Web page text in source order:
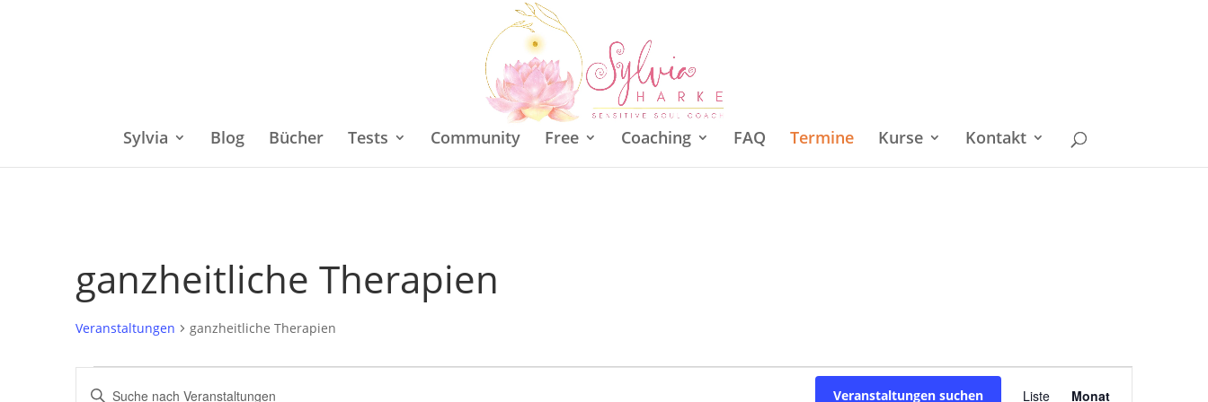
Sylvia Blog Bücher Tests Community Free Coaching FAQ Termine Kurse Kontakt
ganzheitliche Therapien
Veranstaltungen ganzheitliche Therapien
Veranstaltungen
Bitte
Veranstaltungen suchen Liste Monat